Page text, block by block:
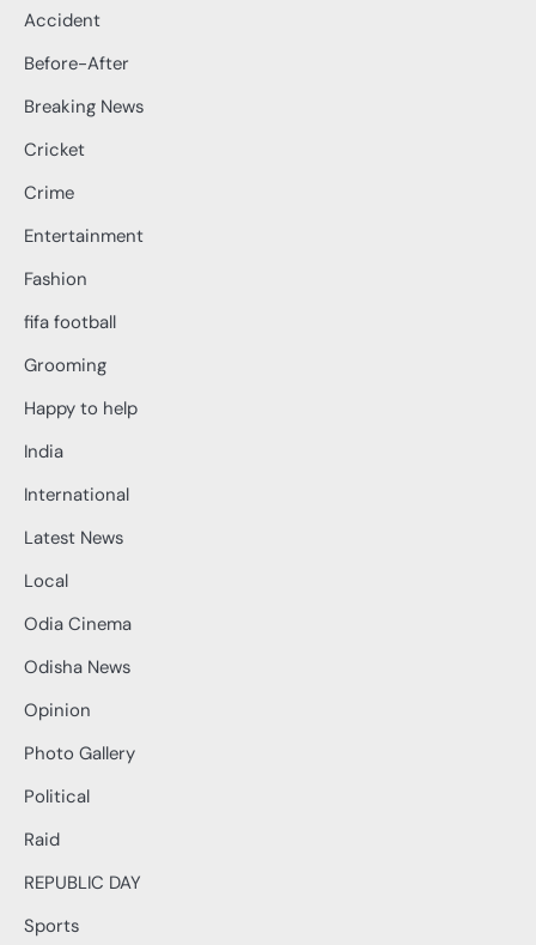
Accident
Before-After
Breaking News
Cricket
Crime
Entertainment
Fashion
fifa football
Grooming
Happy to help
India
International
Latest News
Local
Odia Cinema
Odisha News
Opinion
Photo Gallery
Political
Raid
REPUBLIC DAY
Sports